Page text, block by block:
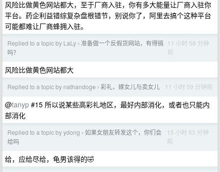
风险比做黄色网站都大，至于厂商入驻，你有多大能量让厂商入驻你
平台。药企利益错综复杂盘根错节，别说你了，阿里去搞个这种平台
可能都难让厂商蜂拥入驻。
Replied to a topic by LaLy › 准备做一个反假货网站，有得搞
吗？
11 小时 58 分钟
前
风险比做黄色网站都大
Replied to a topic by nathandoge › 彩礼，嫁女儿与卖女儿 11 小时 59 分钟前
@tanyp #15 所以说某些高彩礼地区，最好内部消化，或者也只能内
部消化
Replied to a topic by ydong › 如果女朋友转发这个，你们会
给吗
15 小时 53 分钟
前
给，应给尽给，龟男该得的🤣